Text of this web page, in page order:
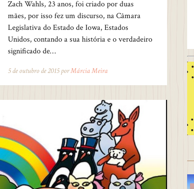
Zach Wahls, 23 anos, foi criado por duas
mães, por isso fez um discurso, na Câmara
Legislativa do Estado de Iowa, Estados
Unidos, contando a sua história e o verdadeiro
significado de…
5 de outubro de 2015 porMárcia Meira